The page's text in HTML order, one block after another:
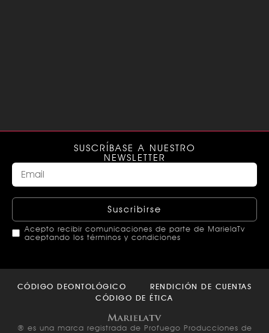
SUSCRÍBASE A NUESTRO
NEWSLETTER
Suscribirse
Acepto recibir comunicaciones de parte de MarielaTv
aceptando los términos y condiciones
should
CÓDIGO DEONTOLÓGICO
RENDICIÓN DE CUENTAS
CÓDIGO DE ÉTICA
® es una marca registrada de Profuego Producciones de